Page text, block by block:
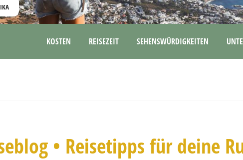
KOSTEN REISEZEIT SEHENSWÜRDIGKEITEN
• Reisetipps für deine